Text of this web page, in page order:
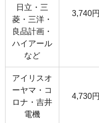
日立・三
菱・三洋・
良品計画・
ハイアール
など
3,740円
アイリスオ
ーヤマ・コ
ロナ・吉井
電機
4,730円